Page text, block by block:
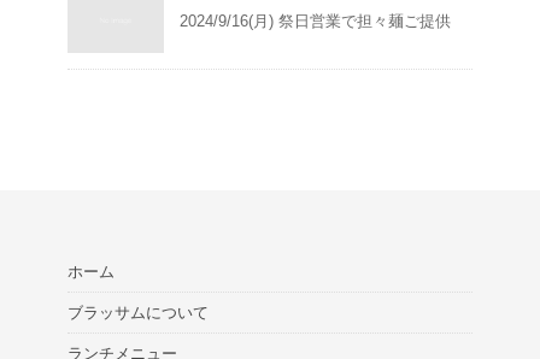
2024/9/16(月) 祭日営業で担々麺ご提供
ホーム
ブラッサムについて
ランチメニュー